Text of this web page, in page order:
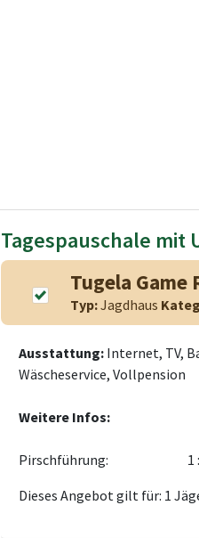
Tagespauschale mit
Tugela Game
Typ:Jagdhaus
Ausstattung: Internet, TV,
Wäscheservice, Vollpension
Weitere Infos:
Pirschführung:
1
Dieses Angebot gilt für: 1